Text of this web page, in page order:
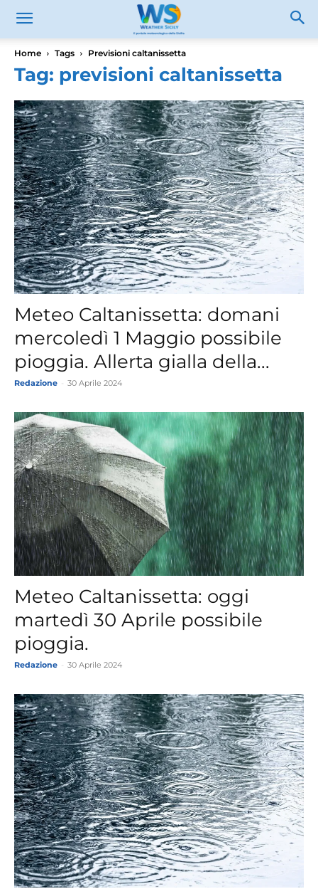
Home Tags Previsioni caltanissetta
Tag: previsioni caltanissetta
Meteo Caltanissetta: domani
mercoledì 1 Maggio possibile
pioggia. Allerta gialla della...
Redazione 30 Aprile 2024
Meteo Caltanissetta: oggi
martedì 30 Aprile possibile
pioggia.
Redazione 30 Aprile 2024